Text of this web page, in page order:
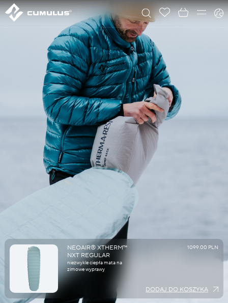
NEOAIR® XTHERM™
NXT REGULAR
niezwykle ciepła mata na
zimowe wyprawy
1099.00 PLN
DODAJ DO KOSZYKA